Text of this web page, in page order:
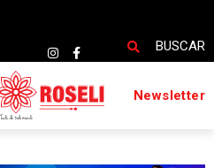
BUSCAR
Newsletter